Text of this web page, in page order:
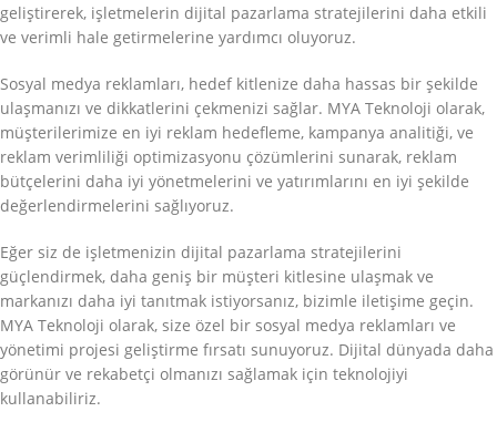
geliştirerek, işletmelerin dijital pazarlama stratejilerini daha etkili
ve verimli hale getirmelerine yardımcı oluyoruz.
Sosyal medya reklamları, hedef kitlenize daha hassas bir şekilde
ulaşmanızı ve dikkatlerini çekmenizi sağlar. MYA Teknoloji olarak,
müşterilerimize en iyi reklam hedefleme, kampanya analitiği, ve
reklam verimliliği optimizasyonu çözümlerini sunarak, reklam
bütçelerini daha iyi yönetmelerini ve yatırımlarını en iyi şekilde
değerlendirmelerini sağlıyoruz.
Eğer siz de işletmenizin dijital pazarlama stratejilerini
güçlendirmek, daha geniş bir müşteri kitlesine ulaşmak ve
markanızı daha iyi tanıtmak istiyorsanız, bizimle iletişime geçin.
MYA Teknoloji olarak, size özel bir sosyal medya reklamları ve
yönetimi projesi geliştirme fırsatı sunuyoruz. Dijital dünyada daha
görünür ve rekabetçi olmanızı sağlamak için teknolojiyi
kullanabiliriz.